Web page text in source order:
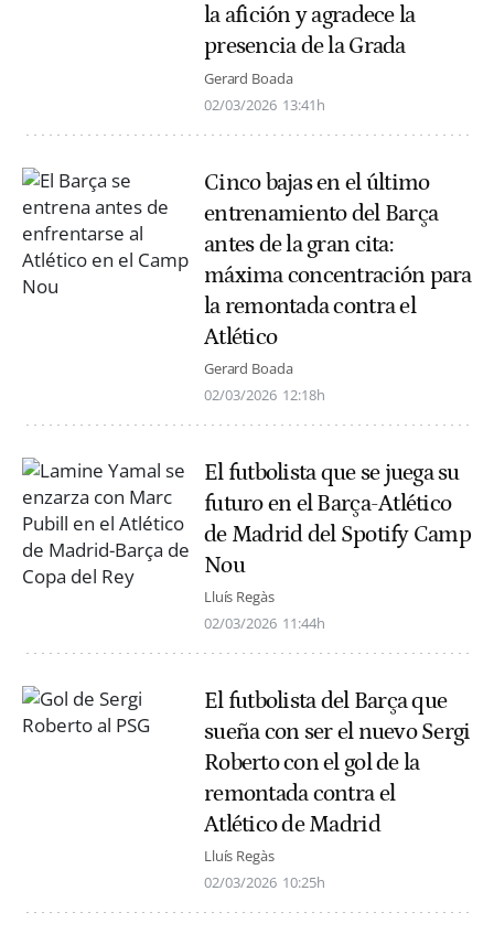
la afición y agradece la
presencia de la Grada
Gerard Boada
02/03/2026 13:41h
Cinco bajas en el último
entrenamiento del Barça
antes de la gran cita:
máxima concentración para
la remontada contra el
Atlético
Gerard Boada
02/03/2026 12:18h
El futbolista que se juega su
futuro en el Barça-Atlético
de Madrid del Spotify Camp
Nou
Lluís Regàs
02/03/2026 11:44h
El futbolista del Barça que
sueña con ser el nuevo Sergi
Roberto con el gol de la
remontada contra el
Atlético de Madrid
Lluís Regàs
02/03/2026 10:25h